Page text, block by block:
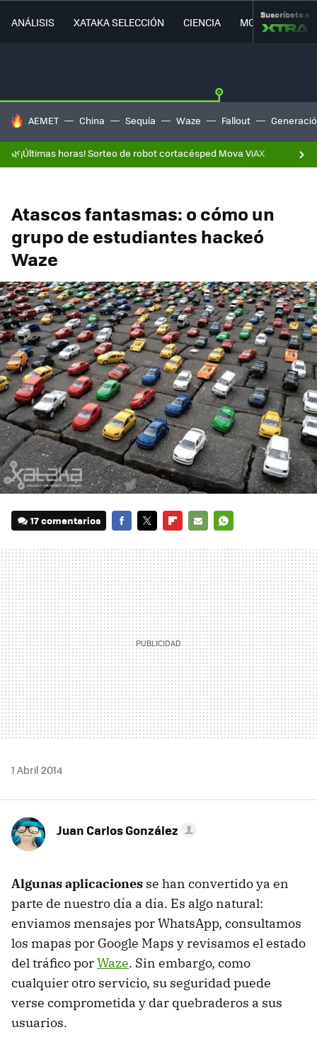
ANÁLISIS XATAKA SELECCIÓN CIENCIA MOVILIDAD
Suscríbete a
HOY SE HABLA DE
AEMET China Sequía Waze Fallout
🌿¡Últimas horas! Sorteo de robot cortacésped Mova ViAX
Atascos fantasmas: o cómo un
grupo de estudiantes hackeó
Waze
17 comentarios
MAIL
1 Abril 2014
Juan Carlos González
Algunas aplicaciones se han convertido ya en
parte de nuestro día a día. Es algo natural:
enviamos mensajes por WhatsApp, consultamos
los mapas por Google Maps y revisamos el estado
del tráfico porWaze. Sin embargo, como
cualquier otro servicio, su seguridad puede
verse comprometida y dar quebraderos a sus
usuarios.